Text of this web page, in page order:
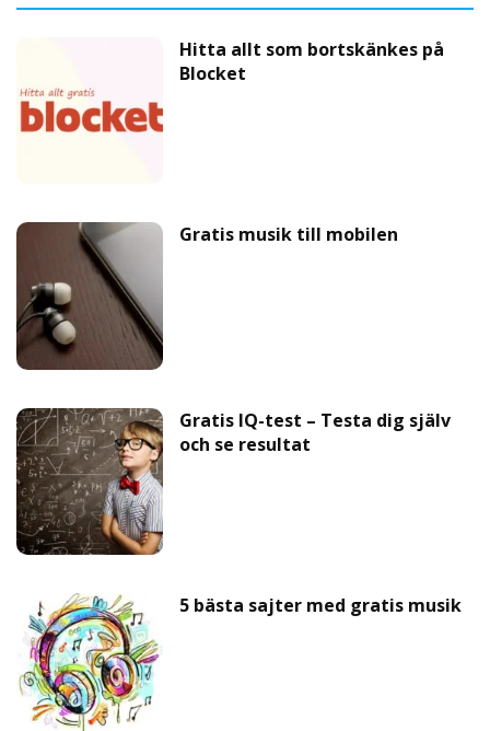
Hitta allt som bortskänkes på
Blocket
Gratis musik till mobilen
Gratis IQ-test – Testa dig själv
och se resultat
5 bästa sajter med gratis musik